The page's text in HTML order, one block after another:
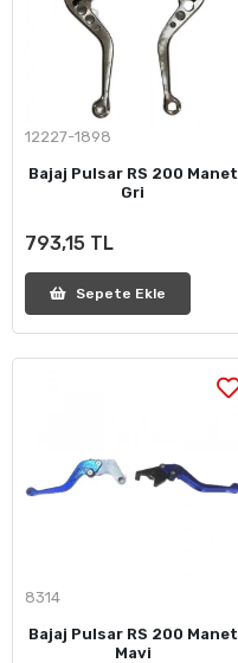
12227-1898
Bajaj Pulsar RS 200 Manet
Gri
793,15 TL
Sepete Ekle
8314
Bajaj Pulsar RS 200 Manet
Mavi